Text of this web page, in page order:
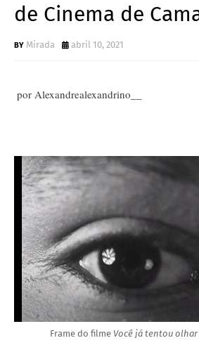
de Cinema de
Mirada abril 10, 2021
por Alexandrealexandrino__
Frame do filme Você já tentou